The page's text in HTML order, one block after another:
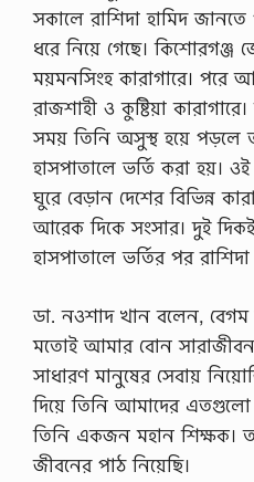
সকালে রাশিদা হামিদ জানতে
ধরে নিয়ে গেছে। কিশোরগঞ্জ
ময়মনসিংহ কারাগারে। পরে
রাজশাহী ও কুষ্টিয়া
সময় তিনি অসুস্থ হয়ে পড়লে
হাসপাতালে ভর্তি করা হয়।
ঘুরে বেড়ান দেশের বিভিন্ন
আরেক দিকে সংসার। দুই
হাসপাতালে ভর্তির পর
ডা. নওশাদ খান বলেন, বেগম
মতোই আমার বোন সারাজীবন
সাধারণ মানুষের সেবায়
দিয়ে তিনি আমাদের
তিনি একজন মহান শিক্ষক।
জীবনের পাঠ নিয়েছি।